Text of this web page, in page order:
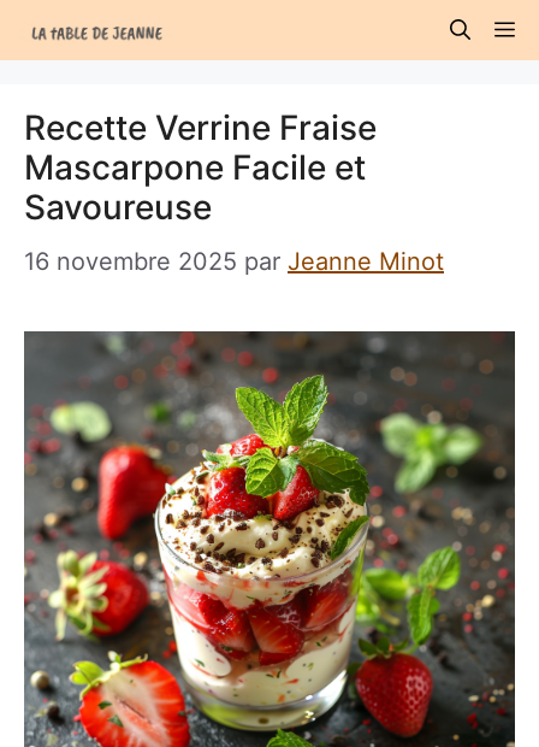
au
Recette Verrine Fraise
Mascarpone Facile et
Savoureuse
16 novembre 2025 par Jeanne Minot